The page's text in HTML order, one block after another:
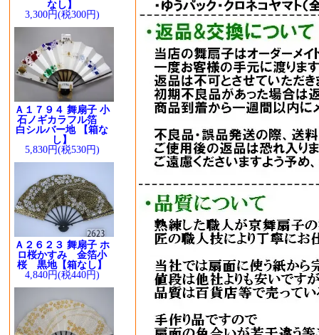
なし】
3,300円(税300円)
Ａ１７９４ 舞扇子 小
石ノギカラフル箔
白シルバー地 【箱な
し】
5,830円(税530円)
Ａ２６２３ 舞扇子 ホ
ロ桜かすみ 金箔小
桜 黒地【箱なし】
4,840円(税440円)